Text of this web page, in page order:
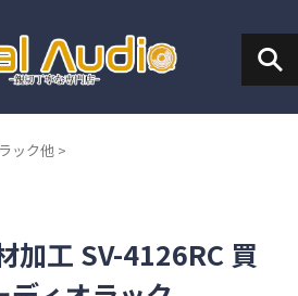
ラック他 >
加工 SV-4126RC 買